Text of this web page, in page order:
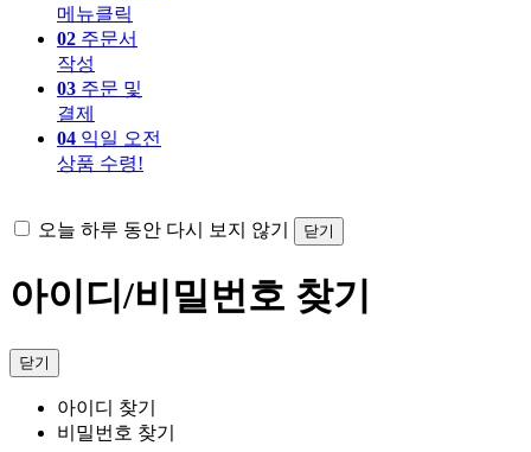
메뉴클릭
02 주문서
작성
03 주문 및
결제
04 익일 오전
상품 수령!
오늘 하루 동안 다시 보지 않기 닫기
아이디/비밀번호 찾기
닫기
아이디 찾기
비밀번호 찾기